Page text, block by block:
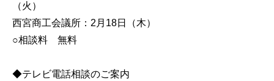
（火）
西宮商工会議所：2月18日（木）
○相談料 無料
◆テレビ電話相談のご案内